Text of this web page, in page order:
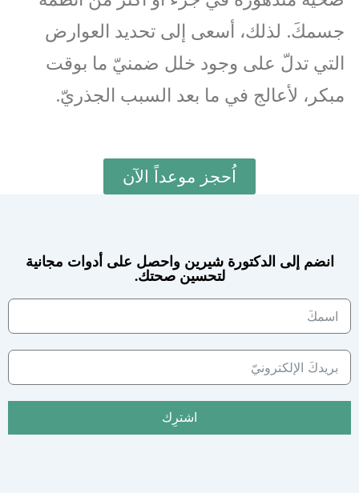
جسمكَ. لذلك، أسعى إلى تحديد العوارض
التي تدلّ على وجود خلل ضمنيّ ما بوقت
مبكر، لأعالج في ما بعد السبب الجذريّ.
اُحجز موعداً الآن
انضم إلى الدكتورة شيرين واحصل على أدوات مجانية
لتحسين صحتك.
اشترِك